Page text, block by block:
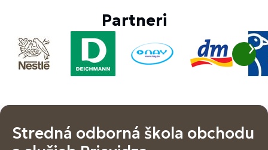
Partneri
Stredná odborná škola obchodu